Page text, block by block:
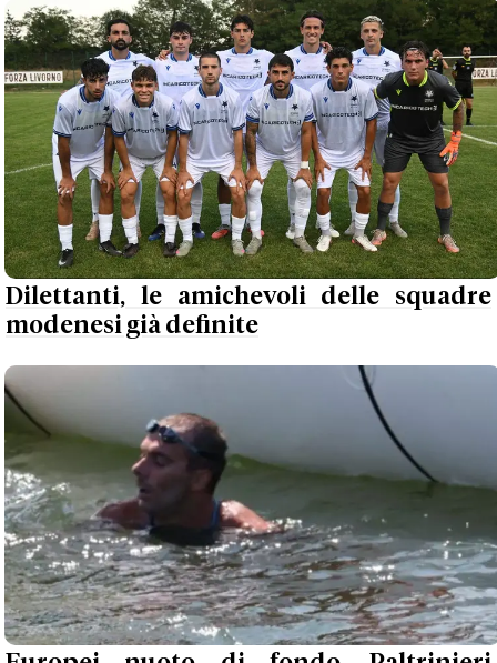
Dilettanti, le amichevoli delle squadre
modenesi già definite